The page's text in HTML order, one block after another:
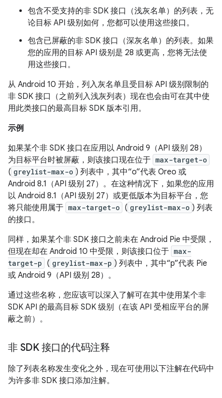
包含不受支持的非 SDK 接口（浅灰名单）的列表，无
论目标 API 级别如何，您都可以使用这些接口。
包含已屏蔽的非 SDK 接口（深灰名单）的列表。如果
您的应用的目标 API 级别是 28 或更高，您将无法使
用这些接口。
从 Android 10 开始，列入灰名单且受目标 API 级别限制的
非 SDK 接口（之前列入浅灰列表）现在也会由可在其中使
用此类接口的最高目标 SDK 版本引用。
示例
如果某个非 SDK 接口在应用以 Android 9（API 级别 28）
为目标平台时被屏蔽，则该接口现在位于 max-target-o
( greylist-max-o ) 列表中，其中“o”代表 Oreo 或
Android 8.1（API 级别 27）。在这种情况下，如果您的应用
以 Android 8.1（API 级别 27）或更低版本为目标平台，您
将只能使用属于 max-target-o ( greylist-max-o ) 列表
的接口。
同样，如果某个非 SDK 接口之前未在 Android Pie 中受限，
但现在却在 Android 10 中受限，则该接口位于 max-
target-p ( greylist-max-p ) 列表中，其中“p”代表 Pie
或 Android 9（API 级别 28）。
通过这些名称，您应该可以深入了解可在其中使用某个非
SDK API 的最高目标 SDK 级别（在该 API 受相应平台的屏
蔽之前）。
非 SDK 接口的代码注释
除了列表名称发生变化之外，现在可使用以下注解在代码中
为许多非 SDK 接口添加注解。